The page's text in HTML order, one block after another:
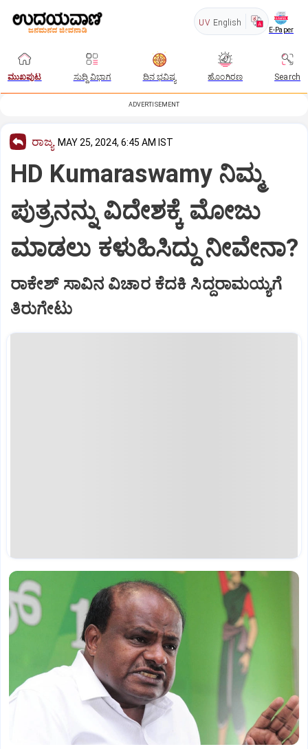
UV English
E-Paper
ಮುಖಪುಟ ಸುದ್ದಿ ವಿಭಾಗ ದಿನ ಭವಿಷ್ಯ ಹೊಂಗಿರಣ Search
ADVERTISEMENT
ರಾಜ್ಯ MAY 25, 2024, 6:45 AM IST
HD Kumaraswamy ನಿಮ್ಮ
ಪುತ್ರನನ್ನು ವಿದೇಶಕ್ಕೆ ಮೋಜು
ಮಾಡಲು ಕಳುಹಿಸಿದ್ದು ನೀವೇನಾ?
ರಾಕೇಶ್‌ ಸಾವಿನ ವಿಚಾರ ಕೆದಕಿ ಸಿದ್ದರಾಮಯ್ಯಗೆ
ತಿರುಗೇಟು